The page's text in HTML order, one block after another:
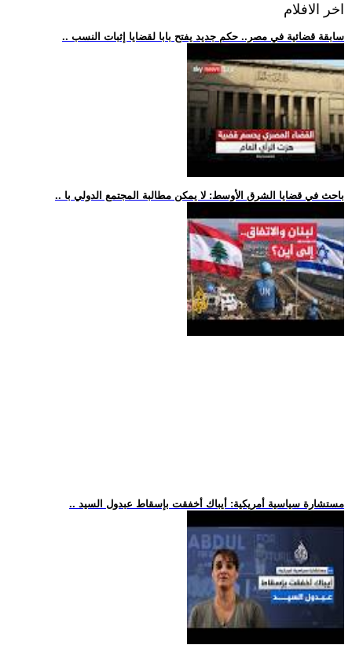
اخر الافلام
.. سابقة قضائية في مصر.. حكم جديد يفتح بابا لقضايا إثبات النسب
.. باحث في قضايا الشرق الأوسط: لا يمكن مطالبة المجتمع الدولي با
.. مستشارة سياسية أمريكية: أيباك أخفقت بإسقاط عبدول السيد